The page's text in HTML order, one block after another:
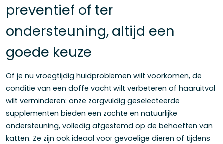
preventief of ter
ondersteuning, altijd een
goede keuze
Of je nu vroegtijdig huidproblemen wilt voorkomen, de
conditie van een doffe vacht wilt verbeteren of haaruitval
wilt verminderen: onze zorgvuldig geselecteerde
supplementen bieden een zachte en natuurlijke
ondersteuning, volledig afgestemd op de behoeften van
katten. Ze zijn ook ideaal voor gevoelige dieren of tijdens